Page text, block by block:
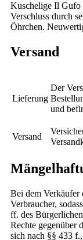
Kuschelige Il Gufo
Verschluss durch
Öhrchen.
Versand
Lieferung
Der
und
Versand
Bei dem Verkäufer
Verbraucher,
ff. des
Rechte gegenüber
sich nach §§ 433